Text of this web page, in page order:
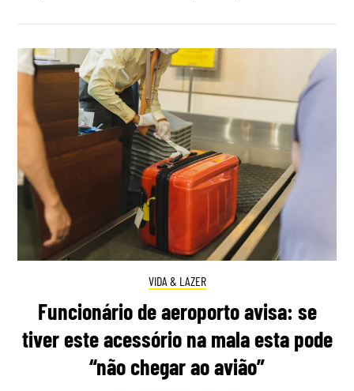
VIDA & LAZER
Funcionário de aeroporto avisa: se
tiver este acessório na mala esta pode
“não chegar ao avião”